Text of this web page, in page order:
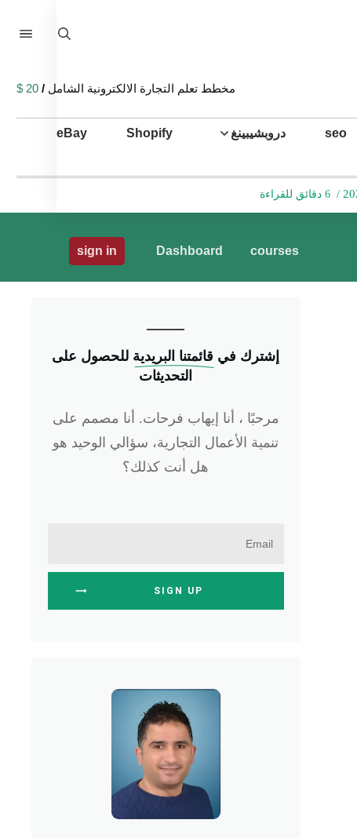
مخطط تعلم التجارة الالكترونية الشامل /
20 $
seo دروبشيبينغ Shopify
eBay
/
courses
Dashboard
sign in
إشترك في قائمتنا البريدية للحصول على
التحديثات
مرحبًا ، أنا إيهاب فرحات. أنا مصمم على
تنمية الأعمال التجارية، سؤالي الوحيد هو
هل أنت كذلك؟
SIGN UP